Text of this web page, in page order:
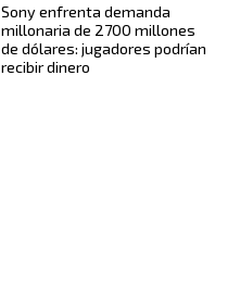
Sony enfrenta demanda
millonaria de 2700 millones
de dólares: jugadores podrían
recibir dinero